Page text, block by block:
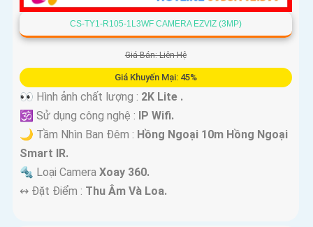
CS-TY1-R105-1L3WF CAMERA EZVIZ (3MP)
Giá Bán: Liên Hệ
Giá Khuyến Mại: 45%
️
👀 Hình ảnh chất lượng : 2K Lite .
🕉️ Sử dụng công nghệ : IP Wifi.
🌙 Tầm Nhìn Ban Đêm : Hồng Ngoại 10m Hồng Ngoại
Smart IR.
🔩 Loại Camera Xoay 360.
️↭ Đặt Điểm : Thu Âm Và Loa.